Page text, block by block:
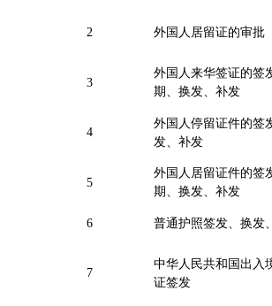
2 外国人居留证的审
3
外国人来华签证的签
期、换发、补发
4
外国人停留证件的签
发、补发
5
外国人居留证件的签
期、换发、补发
6 普通护照签发、换发
7
中华人民共和国出入
证签发